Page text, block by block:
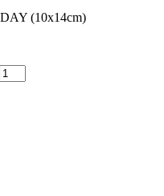
(10x14cm)